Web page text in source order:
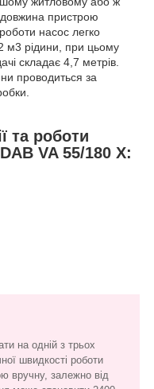
довжина пристрою
насос легко
м3 рідини, при цьому
складає 4,7 метрів.
проводиться за
та роботи
VA 55/180 X:
на одній з трьох
швидкості роботи
вручну, залежно від